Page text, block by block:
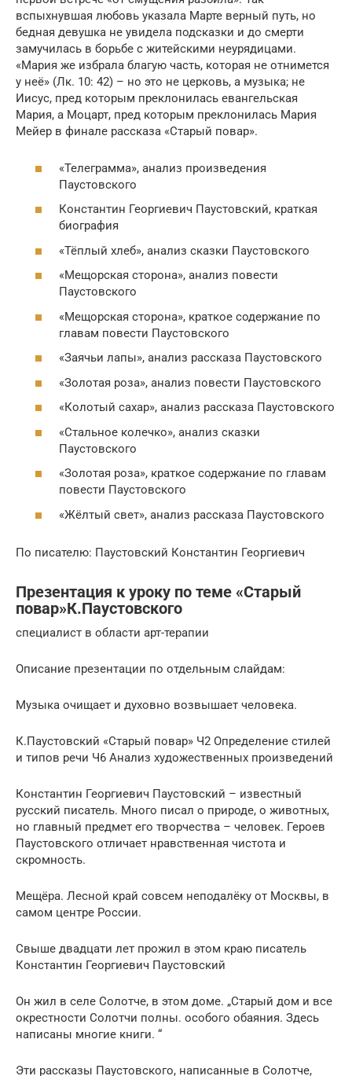
вспыхнувшая любовь указала Марте верный путь, но
бедная девушка не увидела подсказки и до смерти
замучилась в борьбе с житейскими неурядицами.
«Мария же избрала благую часть, которая не отнимется
у неё» (Лк. 10: 42) – но это не церковь, а музыка; не
Иисус, пред которым преклонилась евангельская
Мария, а Моцарт, пред которым преклонилась Мария
Мейер в финале рассказа «Старый повар».
«Телеграмма», анализ произведения
Паустовского
Константин Георгиевич Паустовский, краткая
биография
«Тёплый хлеб», анализ сказки Паустовского
«Мещорская сторона», анализ повести
Паустовского
«Мещорская сторона», краткое содержание по
главам повести Паустовского
«Заячьи лапы», анализ рассказа Паустовского
«Золотая роза», анализ повести Паустовского
«Колотый сахар», анализ рассказа Паустовского
«Стальное колечко», анализ сказки
Паустовского
«Золотая роза», краткое содержание по главам
повести Паустовского
«Жёлтый свет», анализ рассказа Паустовского
По писателю: Паустовский Константин Георгиевич
Презентация к уроку по теме «Старый
повар»К.Паустовского
специалист в области арт-терапии
Описание презентации по отдельным слайдам:
Музыка очищает и духовно возвышает человека.
К.Паустовский «Старый повар» Ч2 Определение стилей
и типов речи Ч6 Анализ художественных произведений
Константин Георгиевич Паустовский – известный
русский писатель. Много писал о природе, о животных,
но главный предмет его творчества – человек. Героев
Паустовского отличает нравственная чистота и
скромность.
Мещёра. Лесной край совсем неподалёку от Москвы, в
самом центре России.
Свыше двадцати лет прожил в этом краю писатель
Константин Георгиевич Паустовский
Он жил в селе Солотче, в этом доме. „Старый дом и все
окрестности Солотчи полны. особого обаяния. Здесь
написаны многие книги. “
Эти рассказы Паустовского, написанные в Солотче,